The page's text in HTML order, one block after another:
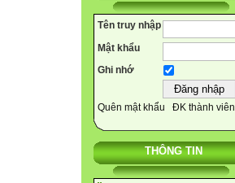
Tên truy nhập
Mật khẩu
Ghi nhớ
Quên mật khẩu ĐK thành viên
THÔNG TIN